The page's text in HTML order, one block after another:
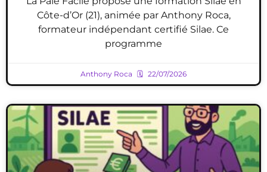
Côte-d’Or (21), animée par Anthony Roca,
formateur indépendant certifié Silae. Ce
programme
Anthony Roca 22/07/2026